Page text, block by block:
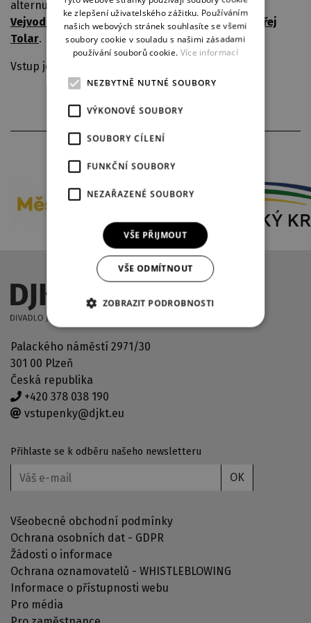
alternují v roli Nadi) a dětští protagonistéMatěj
Vejvoda
Matyáš Holman,Ondřej KapustaaOndřej
Tolar.
Vstup je jako vždy zdarma.
Palackého náměstí 2971/30
301 00 Plzeň
Česká republika
+420 378 038 190
vstupenky@djkt.eu
Přihlaste se k odběru našeho newsletteru
OK
Všeobecné obchodní podmínky
Ochrana osobních dat - GDPR
Žádosti o informace
Ochrana oznamovatelů - WHISTLEBLOWING
Informace o přístupnosti webu
Pro média
GERMAN
ke zlepšení uživatelského zážitku. Používáním
našich webových stránek souhlasíte se všemi
soubory cookie v souladu s našimi zásadami
používání souborů cookie. Více informací
NEZBYTNĚ NUTNÉ SOUBORY
VÝKONOVÉ SOUBORY
SOUBORY CÍLENÍ
FUNKČNÍ SOUBORY
NEZAŘAZENÉ SOUBORY
VŠE PŘIJMOUT
VŠE ODMÍTNOUT
ZOBRAZIT PODROBNOSTI